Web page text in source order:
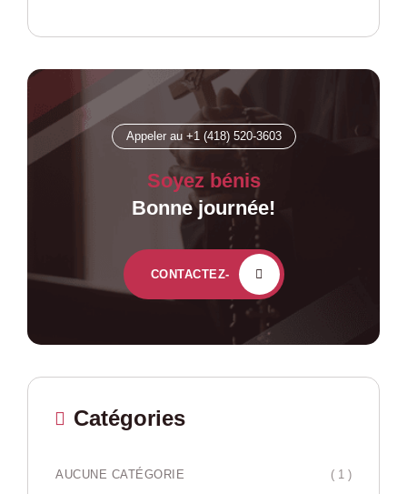
Appeler au +1 (418) 520-3603
Soyez bénis
Bonne journée!
CONTACTEZ-
Catégories
AUCUNE CATÉGORIE ( 1 )